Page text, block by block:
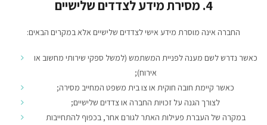
4. מסירת מידע לצדדים שלישיים
החברה אינה מוסרת מידע אישי לצדדים שלישיים אלא במקרים הבאים:
כאשר נדרש לשם מענה לפניית המשתמש (למשל ספקי שירותי מחשוב או
אירוח);
כאשר קיימת חובה חוקית או צו בית משפט המחייב מסירה;
לצורך הגנה על זכויות החברה או צדדים שלישיים;
במקרה של העברת פעילות האתר לגורם אחר, בכפוף להתחייבות